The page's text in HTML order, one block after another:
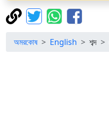
অমরকোষ English শব্দ